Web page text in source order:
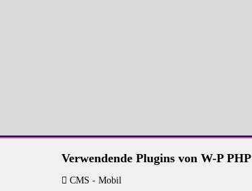
Verwendende Plugins von W-P PHP
CMS - Mobil